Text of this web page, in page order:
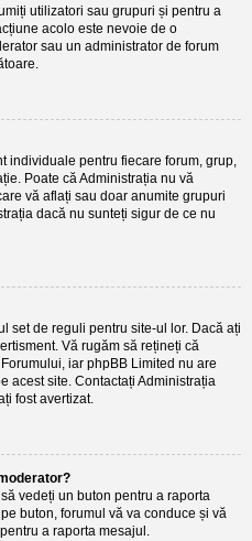
utilizatori sau grupuri și pentru a
acolo este nevoie de o
sau un administrator de forum
individuale pentru fiecare forum, grup,
Poate că Administrația nu vă
vă aflați sau doar anumite grupuri
dacă nu sunteți sigur de ce nu
set de reguli pentru site-ul lor. Dacă ați
Vă rugăm să rețineți că
iar phpBB Limited nu are
acest site. Contactați Administrația
fost avertizat.
vedeți un buton pentru a raporta
buton, forumul vă va conduce și vă
a raporta mesajul.